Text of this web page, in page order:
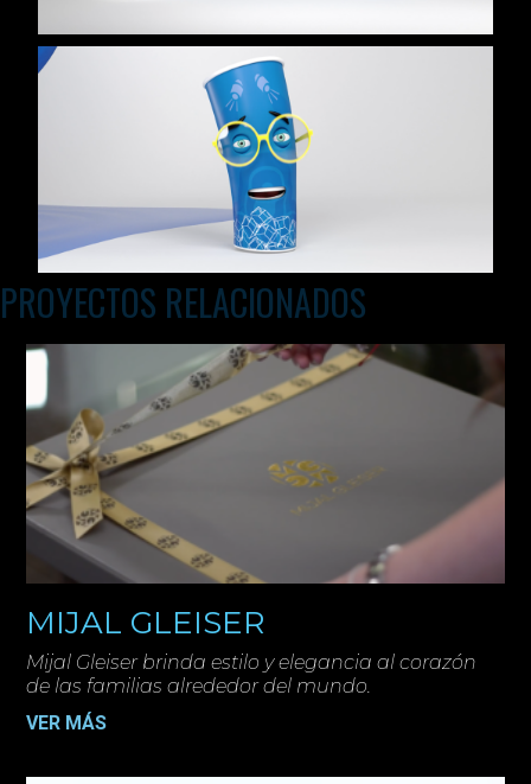
PROYECTOS RELACIONADOS
MIJAL GLEISER
Mijal Gleiser brinda estilo y elegancia al corazón
de las familias alrededor del mundo.
VER MÁS